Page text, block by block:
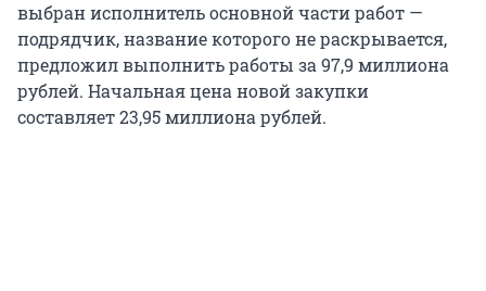
выбран исполнитель основной части работ —
подрядчик, название которого не раскрывается,
предложил выполнить работы за 97,9 миллиона
рублей. Начальная цена новой закупки
составляет 23,95 миллиона рублей.